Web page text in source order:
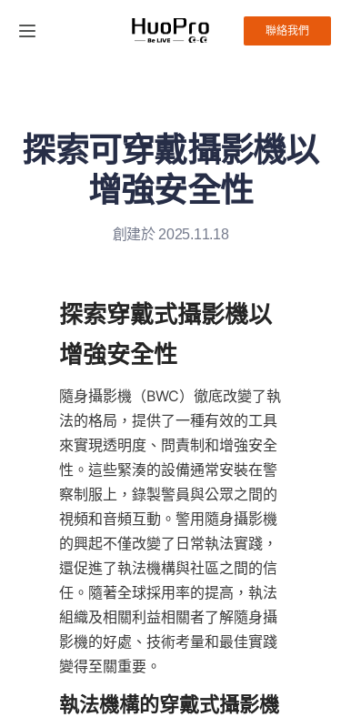
聯絡我們
探索可穿戴攝影機以
增強安全性
創建於 2025.11.18
探索穿戴式攝影機以
增強安全性
隨身攝影機（BWC）徹底改變了執
法的格局，提供了一種有效的工具
來實現透明度、問責制和增強安全
性。這些緊湊的設備通常安裝在警
察制服上，錄製警員與公眾之間的
視頻和音頻互動。警用隨身攝影機
的興起不僅改變了日常執法實踐，
還促進了執法機構與社區之間的信
任。隨著全球採用率的提高，執法
組織及相關利益相關者了解隨身攝
影機的好處、技術考量和最佳實踐
變得至關重要。
執法機構的穿戴式攝影機
解決方案
關於我們
聯絡我們